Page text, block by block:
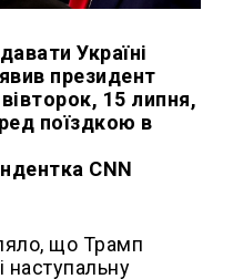
Україні
президент
15 липня,
поїздкою в
CNN
що Трамп
наступальну